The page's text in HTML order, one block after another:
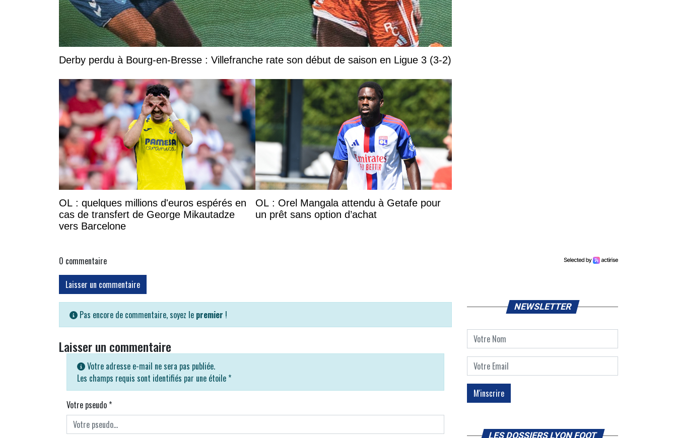
Derby perdu à Bourg-en-Bresse : Villefranche rate son début de saison en Ligue 3 (3-2)
OL : quelques millions d'euros espérés en
cas de transfert de George Mikautadze
vers Barcelone
OL : Orel Mangala attendu à Getafe pour
un prêt sans option d’achat
0 commentaire
Laisser un commentaire
Pas encore de commentaire, soyez le premier !
Laisser un commentaire
Votre adresse e-mail ne sera pas publiée.
Les champs requis sont identifiés par une étoile *
Votre pseudo*
NEWSLETTER
LES DOSSIERS LYON FOOT